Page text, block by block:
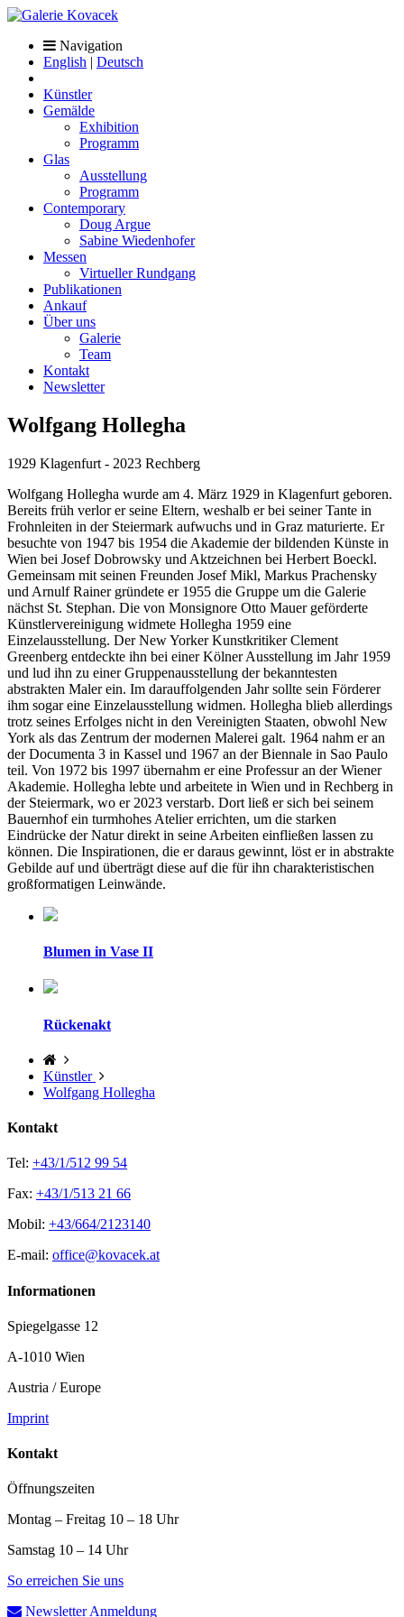
Navigation
English | Deutsch
Künstler
Gemälde
Exhibition
Programm
Glas
Ausstellung
Programm
Contemporary
Doug Argue
Sabine Wiedenhofer
Messen
Virtueller Rundgang
Publikationen
Ankauf
Über uns
Galerie
Team
Kontakt
Newsletter
Wolfgang Hollegha
1929 Klagenfurt - 2023 Rechberg
Wolfgang Hollegha wurde am 4. März 1929 in Klagenfurt geboren.
Bereits früh verlor er seine Eltern, weshalb er bei seiner Tante in
Frohnleiten in der Steiermark aufwuchs und in Graz maturierte. Er
besuchte von 1947 bis 1954 die Akademie der bildenden Künste in
Wien bei Josef Dobrowsky und Aktzeichnen bei Herbert Boeckl.
Gemeinsam mit seinen Freunden Josef Mikl, Markus Prachensky
und Arnulf Rainer gründete er 1955 die Gruppe um die Galerie
nächst St. Stephan. Die von Monsignore Otto Mauer geförderte
Künstlervereinigung widmete Hollegha 1959 eine
Einzelausstellung. Der New Yorker Kunstkritiker Clement
Greenberg entdeckte ihn bei einer Kölner Ausstellung im Jahr 1959
und lud ihn zu einer Gruppenausstellung der bekanntesten
abstrakten Maler ein. Im darauffolgenden Jahr sollte sein Förderer
ihm sogar eine Einzelausstellung widmen. Hollegha blieb allerdings
trotz seines Erfolges nicht in den Vereinigten Staaten, obwohl New
York als das Zentrum der modernen Malerei galt. 1964 nahm er an
der Documenta 3 in Kassel und 1967 an der Biennale in Sao Paulo
teil. Von 1972 bis 1997 übernahm er eine Professur an der Wiener
Akademie. Hollegha lebte und arbeitete in Wien und in Rechberg in
der Steiermark, wo er 2023 verstarb. Dort ließ er sich bei seinem
Bauernhof ein turmhohes Atelier errichten, um die starken
Eindrücke der Natur direkt in seine Arbeiten einfließen lassen zu
können. Die Inspirationen, die er daraus gewinnt, löst er in abstrakte
Gebilde auf und überträgt diese auf die für ihn charakteristischen
großformatigen Leinwände.
Blumen in Vase II
Rückenakt
Künstler
Wolfgang Hollegha
Kontakt
Tel: +43/1/512 99 54
Fax: +43/1/513 21 66
Mobil: +43/664/2123140
E-mail: office@kovacek.at
Informationen
Spiegelgasse 12
A-1010 Wien
Austria / Europe
Imprint
Kontakt
Öffnungszeiten
Montag – Freitag 10 – 18 Uhr
Samstag 10 – 14 Uhr
So erreichen Sie uns
Newsletter Anmeldung